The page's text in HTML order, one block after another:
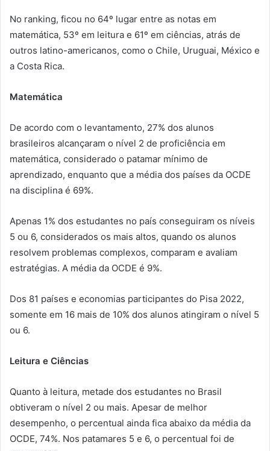
No ranking, ficou no 64º lugar entre as notas em
matemática, 53º em leitura e 61º em ciências, atrás de
outros latino-americanos, como o Chile, Uruguai, México e
a Costa Rica.
Matemática
De acordo com o levantamento, 27% dos alunos
brasileiros alcançaram o nível 2 de proficiência em
matemática, considerado o patamar mínimo de
aprendizado, enquanto que a média dos países da OCDE
na disciplina é 69%.
Apenas 1% dos estudantes no país conseguiram os níveis
5 ou 6, considerados os mais altos, quando os alunos
resolvem problemas complexos, comparam e avaliam
estratégias. A média da OCDE é 9%.
Dos 81 países e economias participantes do Pisa 2022,
somente em 16 mais de 10% dos alunos atingiram o nível 5
ou 6.
Leitura e Ciências
Quanto à leitura, metade dos estudantes no Brasil
obtiveram o nível 2 ou mais. Apesar de melhor
desempenho, o percentual ainda fica abaixo da média da
OCDE, 74%. Nos patamares 5 e 6, o percentual foi de